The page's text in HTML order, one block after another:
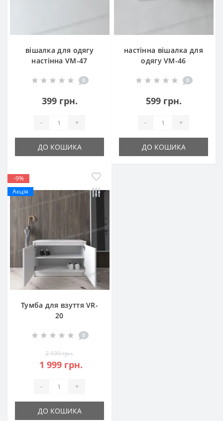
вішалка для одягу
настінна VM-47
0
399 грн.
- +
ДО КОШИКА
настінна вішалка для
одягу VM-46
0
599 грн.
- +
ДО КОШИКА
-9%
Акція
Тумба для взуття VR-
20
0
2 199 грн.
1 999 грн.
- +
ДО КОШИКА